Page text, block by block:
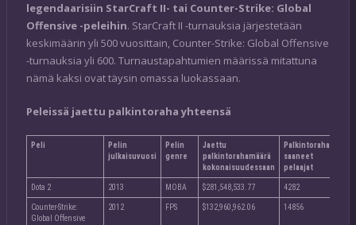
legendaarisiin StarCraft II- tai Counter-Strike: Global
Offensive -peleihin. StarCraft II -turnauksia järjestetään
keskimäärin yli 500 vuosittain, Counter-Strike: Global Offensive
-turnauksia yli 600. Turnaustapahtumien määrissä mitattuna
nämä kaksi ovat täysin omassa luokassaan.
Peleissä jaettu palkintoraha yhteensä
Peli
Pelin
julkaisuvuosi
Pelin
genre
Jaettu
palkintorahamäärä
kokonaisuudessaan
Palkintorahaa
saaneet
pelaajat
Dota 2 2013 MOBA $281,548,533.77 4282
Counter-Strike:
Global Offensive
2012 FPS $132,960,962.06 14856